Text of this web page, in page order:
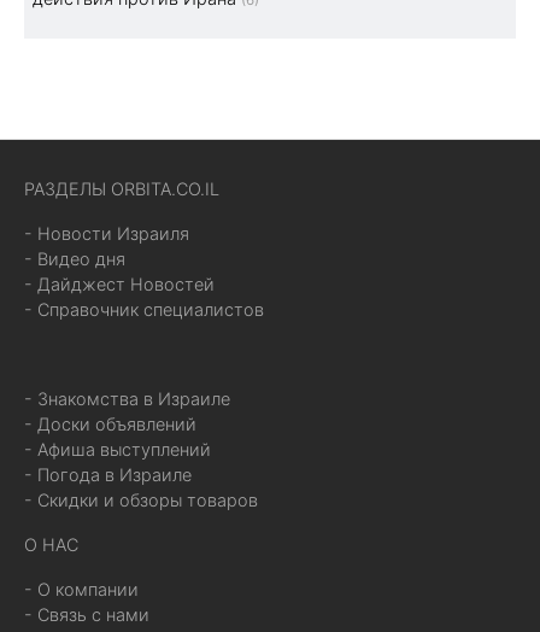
РАЗДЕЛЫ ORBITA.CO.IL
- Новости Израиля
- Видео дня
- Дайджест Новостей
- Справочник специалистов
- Знакомства в Израиле
- Доски объявлений
- Афиша выступлений
- Погода в Израиле
- Скидки и обзоры товаров
О НАС
- О компании
- Связь с нами